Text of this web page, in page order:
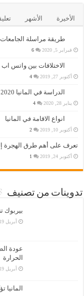
الأخيرة الأشهر
طريقة مراسلة الجامعات
فبراير 5, 2020 6
الاختلافات بين واتس
أكتوبر 27, 2019 4
الدراسة في المانيا 2020 واهم التفاصيل عنها
يناير 28, 2020 4
انواع الاقامة في المانيا
أكتوبر 10, 2019 2
تعرف على أهم طرق الهجرة إلى
أكتوبر 24, 2019 1
تدوينات من تصنيف
بيربوك
أبريل 19, 2024
عودة
الحرارة
أبريل 19, 2024